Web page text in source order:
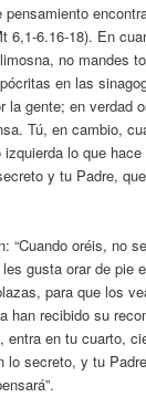
6,1-6.16-18). En
no mandes
en las
la gente; en verdad
Tú, en cambio,
lo que
y tu Padre,
“Cuando oréis, no
gusta orar de pie
para que los
han recibido su
entra en tu cuarto,
lo secreto, y tu